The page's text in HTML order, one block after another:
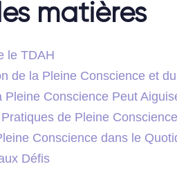
matières
le TDAH
de la Pleine Conscience et
Pleine Conscience Peut
de Pleine
Conscience dans le
Défis